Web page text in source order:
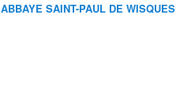
ABBAYE SAINT-PAUL DE WISQUES